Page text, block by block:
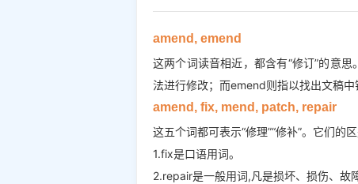
amend, emend
这两个词读音相近，都含有“修订”的意
法进行修改；而emend则指以找出文稿中
amend, fix, mend, patch, repair
这五个词都可表示“修理”“修补”。它们的区
1.fix是口语用词。
2.repair是一般用词,凡是损坏、损伤、故